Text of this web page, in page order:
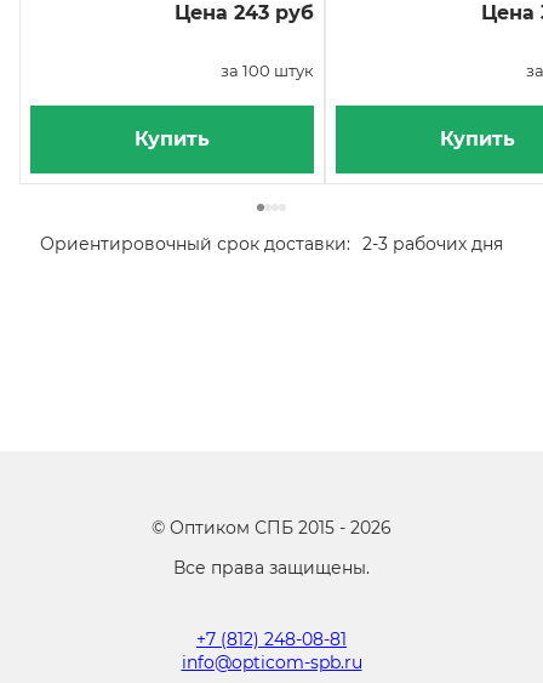
Цена 243 руб
за 100 штук
Купить
Цена
Купить
Ориентировочный срок доставки: 2-3 рабочих дня
© Оптиком СПБ 2015 - 2026
Все права защищены.
+7 (812) 248-08-81
info@opticom-spb.ru